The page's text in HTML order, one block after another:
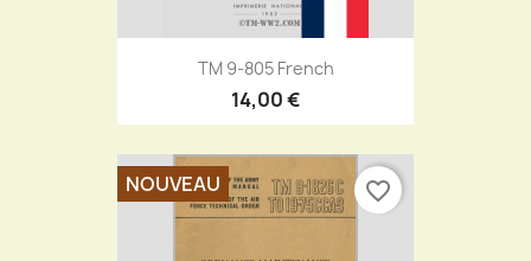
TM 9-805 French
14,00 €
NOUVEAU favorite_border